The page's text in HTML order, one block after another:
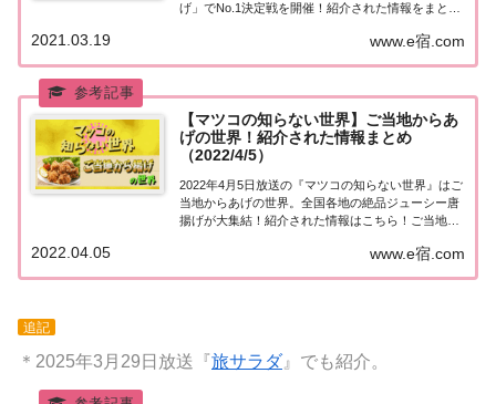
げ」でNo.1決定戦を開催！紹介された情報をまとめ
専門店の急増で空前のブームが到来中！？から揚げ
www.e宿.com
2021.03.19
【マツコの知らない世界】ご当地からあ
げの世界！紹介された情報まとめ
（2022/4/5）
2022年4月5日放送の『マツコの知らない世界』はご
当地からあげの世界。全国各地の絶品ジューシー唐
揚げが大集結！紹介された情報はこちら！ご当地か
くれるのは、年間365日、今までに3000店舗の唐あ
www.e宿.com
2022.04.05
追記
＊2025年3月29日放送『旅サラダ』でも紹介。